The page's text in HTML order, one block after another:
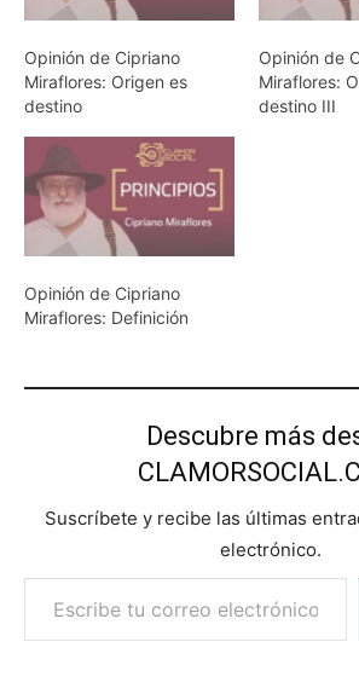
Opinión de Cipriano
Miraflores: Origen es
destino
Opinión de
Miraflores:
destino III
Opinión de Cipriano
Miraflores: Definición
Descubre más
Suscríbete y recibe las últimas
electrónico.
Escribe tu correo electrónico…